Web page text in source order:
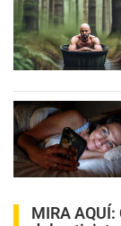
MIRA AQUÍ: